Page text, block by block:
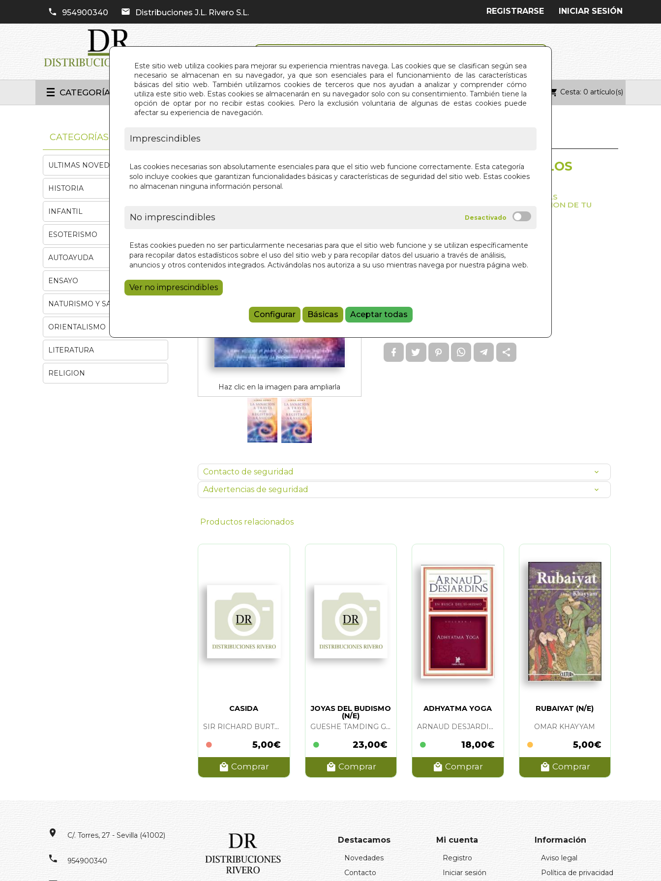
Este sitio web utiliza cookies para mejorar su experiencia mientras navega. Las cookies que se clasifican según sea
necesario se almacenan en su navegador, ya que son esenciales para el funcionamiento de las características
básicas del sitio web. También utilizamos cookies de terceros que nos ayudan a analizar y comprender cómo
utiliza este sitio web. Estas cookies se almacenarán en su navegador solo con su consentimiento. También tiene la
opción de optar por no recibir estas cookies. Pero la exclusión voluntaria de algunas de estas cookies puede
afectar su experiencia de navegación.
Imprescindibles
Las cookies necesarias son absolutamente esenciales para que el sitio web funcione correctamente. Esta categoría
solo incluye cookies que garantizan funcionalidades básicas y características de seguridad del sitio web. Estas cookies
no almacenan ninguna información personal.
No imprescindibles
Estas cookies pueden no ser particularmente necesarias para que el sitio web funcione y se utilizan específicamente
para recopilar datos estadísticos sobre el uso del sitio web y para recopilar datos del usuario a través de análisis,
anuncios y otros contenidos integrados. Activándolas nos autoriza a su uso mientras navega por nuestra página web.
Ver no imprescindibles
Configurar Básicas Aceptar todas
954900340 Distribuciones J.L. Rivero S.L. INICIAR SESIÓN
REGISTRARSE
CATEGORÍAS INICIO QUIÉNES SOMOS CONTACTO Cesta: 0 artículo(s)
Haz clic en la imagen para ampliarla
SANACION A TRAVES DE LOS
REGISTROS AKASICOS. LA
COMO UTILIZAR EL PODER DE TUS HERIDAS
SAGRADAS PARA DESCUBRIR LA PERFECCION DE TU
Sin stock
12,00 €
Contacto de seguridad
Advertencias de seguridad
Productos relacionados
CASIDA
SIR RICHARD BURTON
5,00€
Comprar
JOYAS DEL BUDISMO
(N/E)
GUESHE TAMDING GYATSO
23,00€
Comprar
ADHYATMA YOGA
ARNAUD DESJARDINS
18,00€
Comprar
RUBAIYAT (N/E)
OMAR KHAYYAM
5,00€
Comprar
CATEGORÍAS
ULTIMAS NOVEDADES
HISTORIA
INFANTIL
ESOTERISMO
AUTOAYUDA
ENSAYO
NATURISMO Y SALUD
ORIENTALISMO
LITERATURA
RELIGION
C/. Torres, 27 - Sevilla (41002)
954900340
Destacamos
Novedades
Contacto
Mi cuenta
Registro
Iniciar sesión
Información
Aviso legal
Política de privacidad